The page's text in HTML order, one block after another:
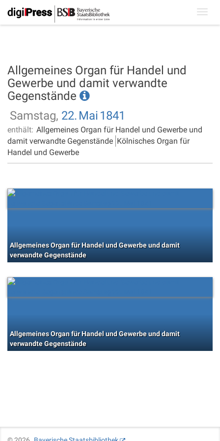
Allgemeines Organ für Handel und
Gewerbe und damit verwandte
Gegenstände
Samstag, 22. Mai 1841
enthält: Allgemeines Organ für Handel und Gewerbe und
damit verwandte Gegenstände Kölnisches Organ für
Handel und Gewerbe
Allgemeines Organ für Handel und Gewerbe und damit
verwandte Gegenstände
Allgemeines Organ für Handel und Gewerbe und damit
verwandte Gegenstände